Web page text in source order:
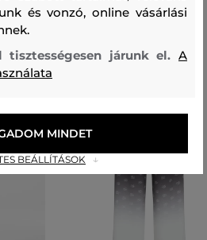
és vonzó, online vásárlási
tisztességesen járunk el.A
BEÁLLÍTÁSOK
MINDET